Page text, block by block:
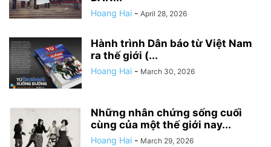
Hoang Hai - April 28, 2026
Hành trình Dân báo từ Việt Nam
ra thế giới (...
Hoang Hai - March 30, 2026
Những nhân chứng sống cuối
cùng của một thế giới nay...
Hoang Hai - March 29, 2026